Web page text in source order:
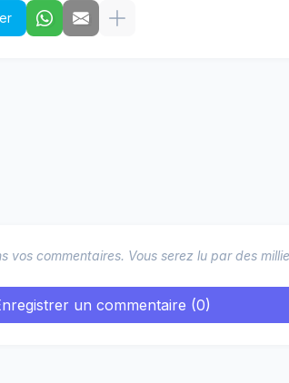
vos commentaires. Vous serez lu par des
un commentaire (0)